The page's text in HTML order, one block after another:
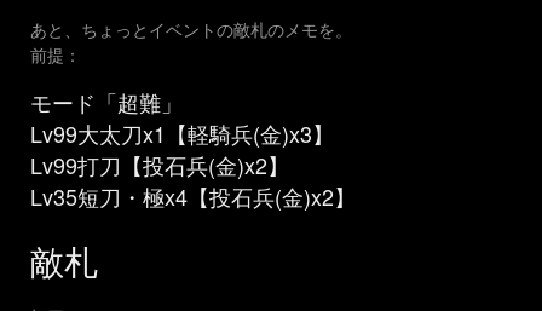
あと、ちょっとイベントの敵札のメモを。
前提：
モード「超難」
Lv99大太刀x1【軽騎兵(金)x3】
Lv99打刀【投石兵(金)x2】
Lv35短刀・極x4【投石兵(金)x2】
敵札